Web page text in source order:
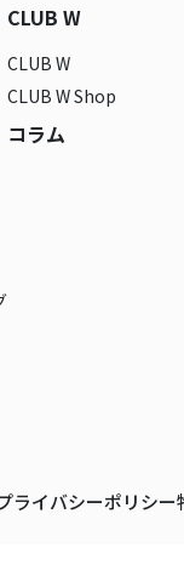
CLUB W
CLUB W
CLUB W Shop
コラム
ライバシーポリシー